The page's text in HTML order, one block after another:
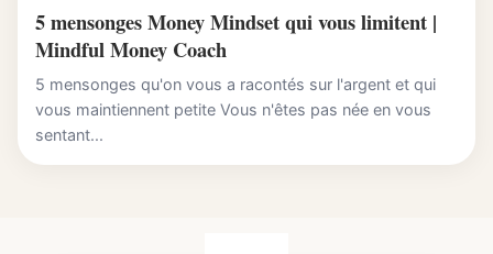
5 mensonges Money Mindset qui vous limitent |
Mindful Money Coach
5 mensonges qu'on vous a racontés sur l'argent et qui
vous maintiennent petite Vous n'êtes pas née en vous
sentant...